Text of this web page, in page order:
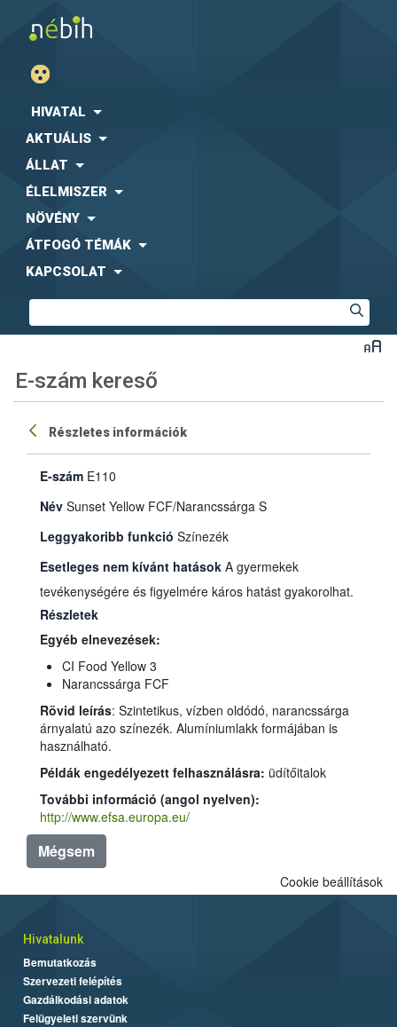
HIVATAL
AKTUÁLIS
ÁLLAT
ÉLELMISZER
NÖVÉNY
ÁTFOGÓ TÉMÁK
KAPCSOLAT
E-szám kereső
Részletes információk
E-szám E110
Név Sunset Yellow FCF/Narancssárga S
Leggyakoribb funkció Színezék
Esetleges nem kívánt hatások
tevékenységére és figyelmére káros hatást gyakorolhat.
Részletek
Egyéb elnevezések:
CI Food Yellow 3
Narancssárga FCF
Rövid leírás: Szintetikus, vízben oldódó, narancssárga
árnyalatú azo színezék. Alumíniumlakk formájában is
használható.
Példák engedélyezett felhasználásra: üdítőitalok
További információ (angol nyelven):
http://www.efsa.europa.eu/
Mégsem
Cookie beállítások
Hivatalunk
Bemutatkozás
Szervezeti felépítés
Gazdálkodási adatok
Felügyeleti szervünk